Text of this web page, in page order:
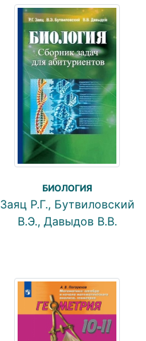
БИОЛОГИЯ
Заяц Р.Г., Бутвиловский
В.Э., Давыдов В.В.